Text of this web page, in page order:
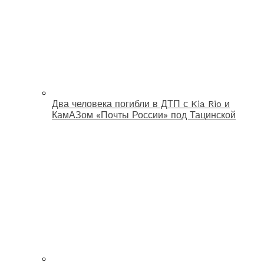
Два человека погибли в ДТП с Kia Rio и
КамАЗом «Почты России» под Тацинской